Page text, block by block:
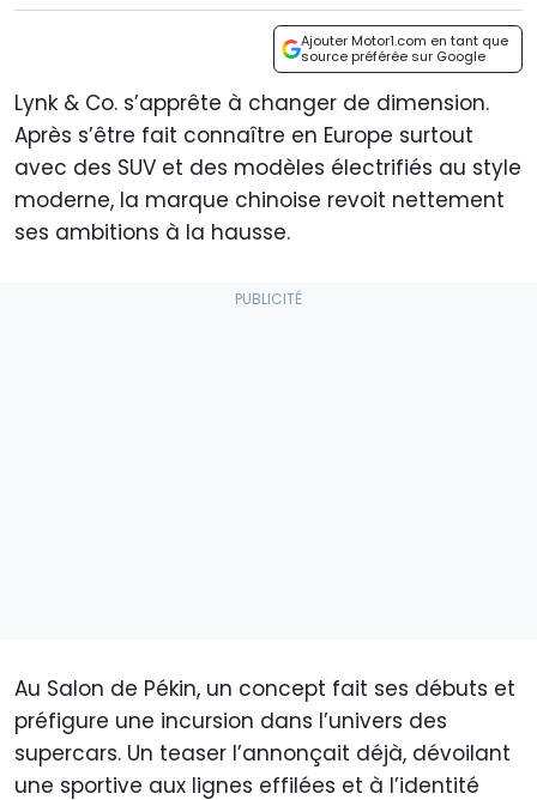
Ajouter Motor1.com en tant que
source préférée sur Google
Lynk & Co. s’apprête à changer de dimension.
Après s’être fait connaître en Europe surtout
avec des SUV et des modèles électrifiés au style
moderne, la marque chinoise revoit nettement
ses ambitions à la hausse.
Au Salon de Pékin, un concept fait ses débuts et
préfigure une incursion dans l’univers des
supercars. Un teaser l’annonçait déjà, dévoilant
une sportive aux lignes effilées et à l’identité